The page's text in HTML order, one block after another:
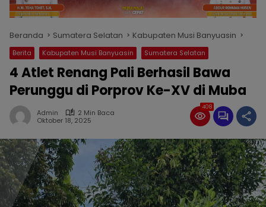
Beranda Sumatera Selatan Kabupaten Musi Banyuasin
Berita Kabupaten Musi Banyuasin Sumatera Selatan
4 Atlet Renang Pali Berhasil Bawa
Perunggu di Porprov Ke-XV di Muba
Admin
2 Min Baca
Oktober 18, 2025
408